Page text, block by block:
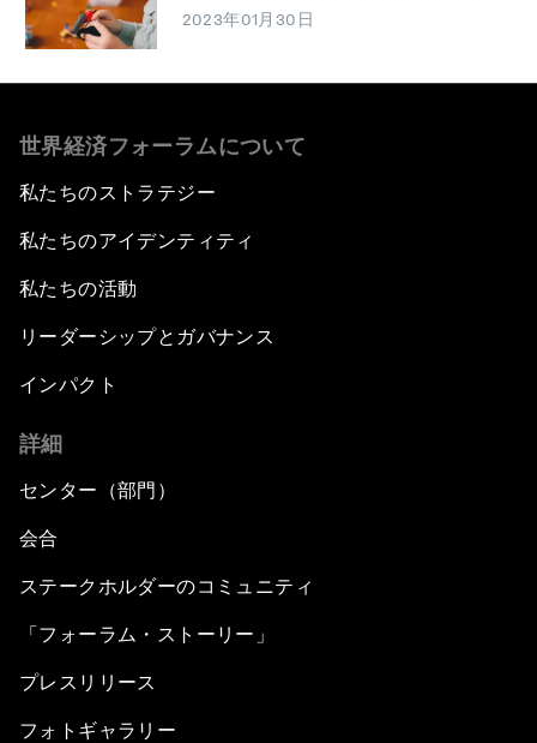
2023年01月30日
世界経済フォーラムについて
私たちのストラテジー
私たちのアイデンティティ
私たちの活動
リーダーシップとガバナンス
インパクト
詳細
センター（部門）
会合
ステークホルダーのコミュニティ
「フォーラム・ストーリー」
プレスリリース
フォトギャラリー